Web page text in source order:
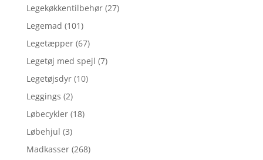
Legekøkkentilbehør (27)
Legemad (101)
Legetæpper (67)
Legetøj med spejl (7)
Legetøjsdyr (10)
Leggings (2)
Løbecykler (18)
Løbehjul (3)
Madkasser (268)